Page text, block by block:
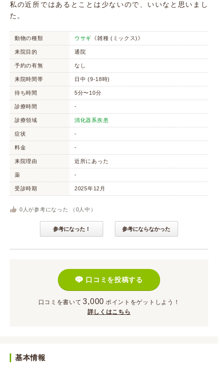
私の近所ではあるとことは少ないので、いいなと思いまし
た。
動物の種類 ウサギ 《雑種 (ミックス)》
来院目的 通院
予約の有無 なし
来院時間帯 日中 (9-18時)
待ち時間 5分〜10分
診療時間 -
診療領域 消化器系疾患
症状 -
料金 -
来院理由 近所にあった
薬 -
受診時期 2025年12月
0 人が参考になった （ 0 人中）
参考になった！ 参考にならなかった
口コミを投稿する
口コミを書いて 3,000 ポイント をゲットしよう！
詳しくはこちら
基本情報